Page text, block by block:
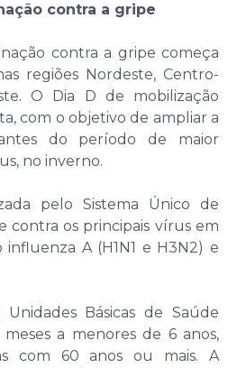
contra a gripe
contra a gripe começa
regiões Nordeste, Centro-
O Dia D de mobilização
com o objetivo de ampliar a
do período de maior
no inverno.
pelo Sistema Único de
contra os principais vírus em
A (H1N1 e H3N2) e
Básicas de Saúde
a menores de 6 anos,
com 60 anos ou mais. A